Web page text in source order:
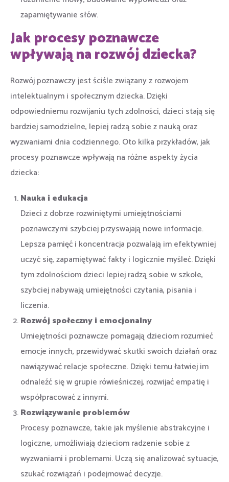
zapamiętywanie słów.
Jak procesy poznawcze
wpływają na rozwój dziecka?
Rozwój poznawczy jest ściśle związany z rozwojem
intelektualnym i społecznym dziecka. Dzięki
odpowiedniemu rozwijaniu tych zdolności, dzieci stają się
bardziej samodzielne, lepiej radzą sobie z nauką oraz
wyzwaniami dnia codziennego. Oto kilka przykładów, jak
procesy poznawcze wpływają na różne aspekty życia
dziecka:
Nauka i edukacja
Dzieci z dobrze rozwiniętymi umiejętnościami
poznawczymi szybciej przyswajają nowe informacje.
Lepsza pamięć i koncentracja pozwalają im efektywniej
uczyć się, zapamiętywać fakty i logicznie myśleć. Dzięki
tym zdolnościom dzieci lepiej radzą sobie w szkole,
szybciej nabywają umiejętności czytania, pisania i
liczenia.
Rozwój społeczny i emocjonalny
Umiejętności poznawcze pomagają dzieciom rozumieć
emocje innych, przewidywać skutki swoich działań oraz
nawiązywać relacje społeczne. Dzięki temu łatwiej im
odnaleźć się w grupie rówieśniczej, rozwijać empatię i
współpracować z innymi.
Rozwiązywanie problemów
Procesy poznawcze, takie jak myślenie abstrakcyjne i
logiczne, umożliwiają dzieciom radzenie sobie z
wyzwaniami i problemami. Uczą się analizować sytuacje,
szukać rozwiązań i podejmować decyzje.